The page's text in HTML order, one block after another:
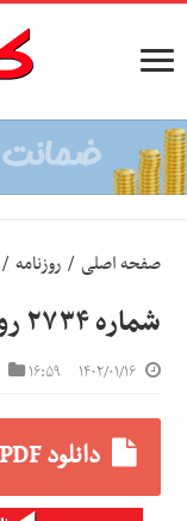
صفحه اصلی / روزنامه /
شماره ۲۷۳۴ روزنامه کسب و کار
۱۴۰۲/۰۱/۱۶ ۱۶:۵۹
دانلود PDF